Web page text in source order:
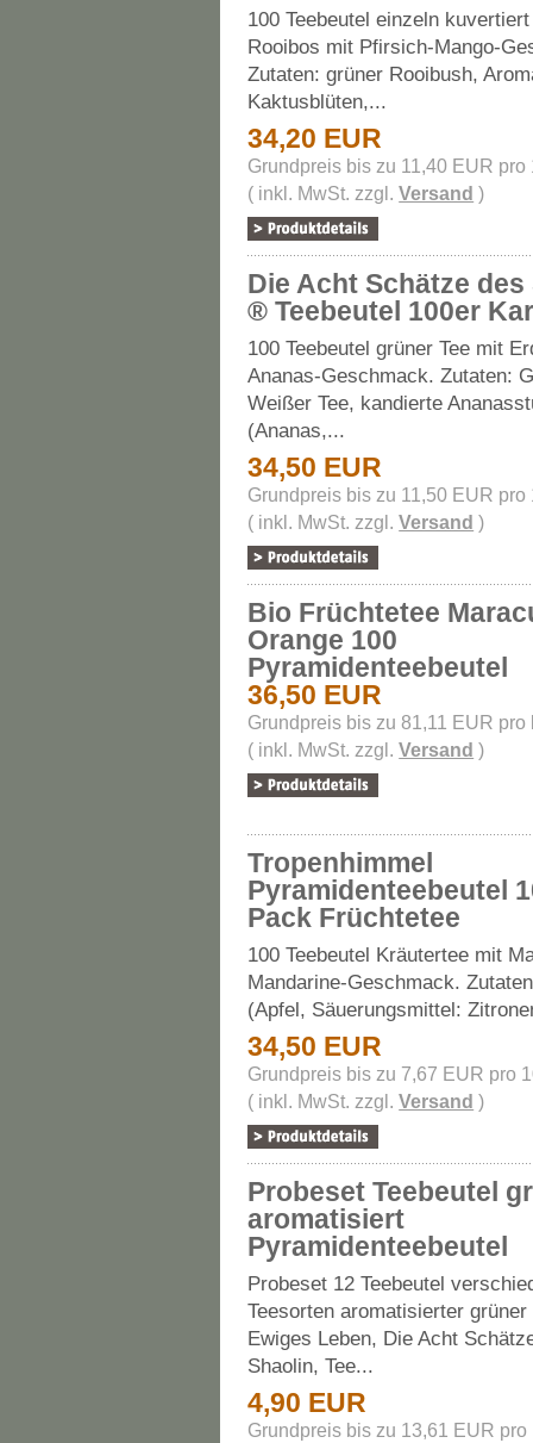
100 Teebeutel einzeln
Rooibos mit Pfirsich-Mango-
Zutaten: grüner Rooibush,
Kaktusblüten,...
34,20 EUR
Grundpreis bis zu 11,40 EUR pro
( inkl. MwSt. zzgl.Versand )
Die Acht Schätze des
® Teebeutel 100er
100 Teebeutel grüner Tee mit
Ananas-Geschmack. Zutaten:
Weißer Tee, kandierte
(Ananas,...
34,50 EUR
Grundpreis bis zu 11,50 EUR pro
( inkl. MwSt. zzgl.Versand )
Bio Früchtetee
Orange 100
Pyramidenteebeutel
36,50 EUR
Grundpreis bis zu 81,11 EUR pro
( inkl. MwSt. zzgl.Versand )
Tropenhimmel
Pyramidenteebeutel
Pack Früchtetee
100 Teebeutel Kräutertee mit
Mandarine-Geschmack.
(Apfel, Säuerungsmittel:
34,50 EUR
Grundpreis bis zu 7,67 EUR pro
( inkl. MwSt. zzgl.Versand )
Probeset Teebeutel
aromatisiert
Pyramidenteebeutel
Probeset 12 Teebeutel
Teesorten aromatisierter grüner
Ewiges Leben, Die Acht
Shaolin, Tee...
4,90 EUR
Grundpreis bis zu 13,61 EUR pro